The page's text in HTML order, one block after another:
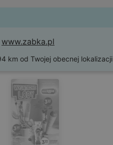
www.zabka.pl
km od Twojej obecnej lokalizacji